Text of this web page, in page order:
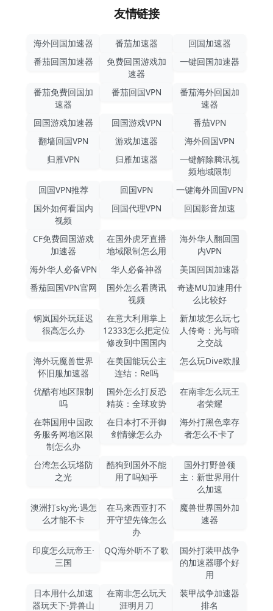
友情链接
海外回国加速器 番茄加速器
回国加速器
番茄回国加速器
免费回国游戏加
速器
一键回国加速器
番茄免费回国加
速器
番茄回国VPN
番茄海外回国加
速器
回国游戏加速器
回国游戏VPN
番茄VPN
翻墙回国VPN
游戏加速器
海外回国VPN
归雁VPN
归雁加速器
一键解除腾讯视
频地域限制
回国VPN推荐
回国VPN
一键海外回国VPN
国外如何看国内
视频
回国代理VPN 回国影音加速
CF免费回国游戏
加速器
在国外虎牙直播
地域限制怎么用
海外华人翻回国
内VPN
海外华人必备VPN
华人必备神器
美国回国加速器
番茄回国VPN官网
国外怎么看腾讯
视频
奇迹MU加速用什
么比较好
钢岚国外玩延迟
很高怎么办
在意大利用掌上
12333怎么把定位
修改到中国国内
新加坡怎么玩七
人传奇：光与暗
之交战
海外玩魔兽世界
怀旧服加速器
在美国能玩公主
连结：Re吗
怎么玩Dive欧服
优酷有地区限制
吗
国外怎么打反恐
精英：全球攻势
在南非怎么玩王
者荣耀
在韩国用中国政
务服务网地区限
制怎么办
在日本打不开御
剑情缘怎么办
海外打黑色幸存
者怎么不卡了
台湾怎么玩塔防
之光
酷狗到国外不能
用了吗知乎
国外打野兽领
主：新世界用什
么加速
澳洲打sky光·遇怎
么才能不卡
在马来西亚打不
开守望先锋怎么
办
魔兽世界国外加
速器
印度怎么玩帝王·
三国
QQ海外听不了歌
国外打装甲战争
的加速器哪个好
用
日本用什么加速
器玩天下-异兽山
在南非怎么玩天
涯明月刀
装甲战争加速器
排名